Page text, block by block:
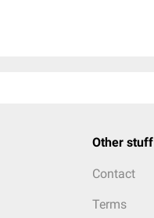
Other stuff
Contact
Terms